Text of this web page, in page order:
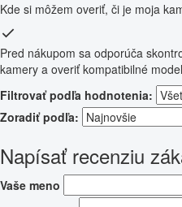
Kde si môžem overiť, či je moja
Pred nákupom sa odporúča
kamery a overiť kompatibilné
Filtrovať podľa hodnotenia:
Zoradiť podľa:
Napísať recenziu
Vaše meno